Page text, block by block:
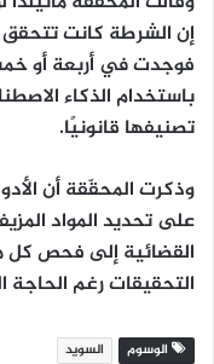
إن الشرطة كانت
فوجدت في أربعة أو
باستخدام الذكاء
تصنيفها قانونيًا.
وذكرت المحقّقة أن
على تحديد المواد
القضائية إلى فحص كل
التحقيقات رغم الحاجة
الوسوم السويد